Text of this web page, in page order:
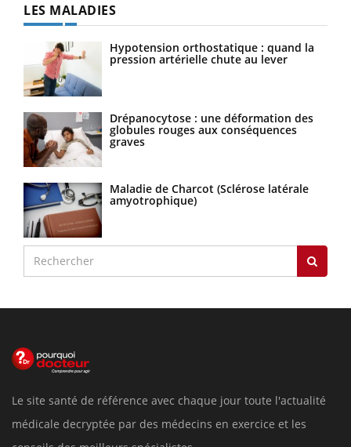
LES MALADIES
Hypotension orthostatique : quand la
pression artérielle chute au lever
Drépanocytose : une déformation des
globules rouges aux conséquences
graves
Maladie de Charcot (Sclérose latérale
amyotrophique)
Le site santé de référence avec chaque jour toute l'actualité
médicale decryptée par des médecins en exercice et les